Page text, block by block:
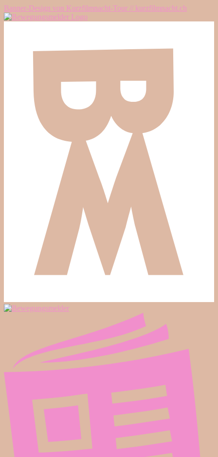
Banner-Design von Kurzfilmnacht-Tour // kurzfilmnacht.ch